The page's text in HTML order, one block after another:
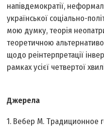
напівдемократії,
української соціально-
мою думку, теорія
теоретичною
щодо реінтерпретації
рамках усієї четвертої
Джерела
1. Вебер М. Традиционное